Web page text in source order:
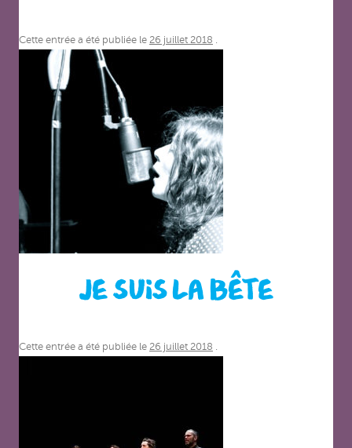
Cette entrée a été publiée le 26 juillet 2018 .
JE SUIS LA BÊTE
Cette entrée a été publiée le 26 juillet 2018 .